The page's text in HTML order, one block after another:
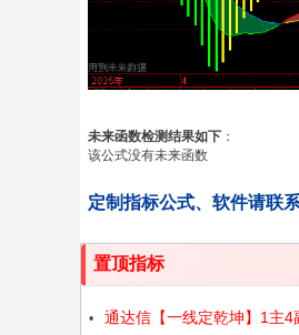
未来函数检测结果如下 ：
该公式没有未来函数
定制指标公式、软件请联
置顶指标
通达信【一线定乾坤】1主